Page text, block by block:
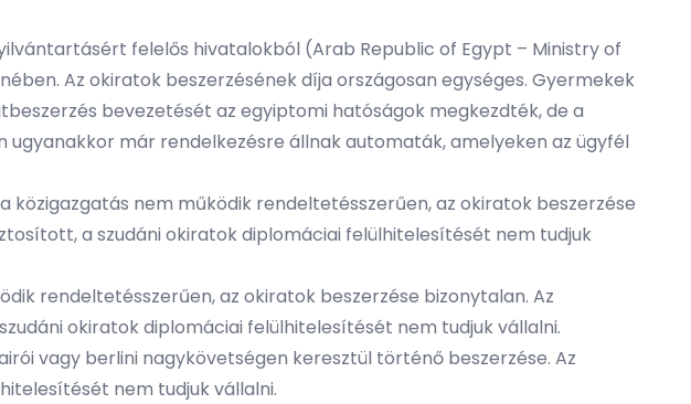
felelős hivatalokból (Arab Republic of Egypt – Ministry of
Az okiratok beszerzésének díja országosan egységes. Gyermekek
bevezetését az egyiptomi hatóságok megkezdték, de a
már rendelkezésre állnak automaták, amelyeken az ügyfél
nem működik rendeltetésszerűen, az okiratok beszerzése
a szudáni okiratok diplomáciai felülhitelesítését nem tudjuk
rendeltetésszerűen, az okiratok beszerzése bizonytalan. Az
okiratok diplomáciai felülhitelesítését nem tudjuk vállalni.
vagy berlini nagykövetségen keresztül történő beszerzése. Az
nem tudjuk vállalni.